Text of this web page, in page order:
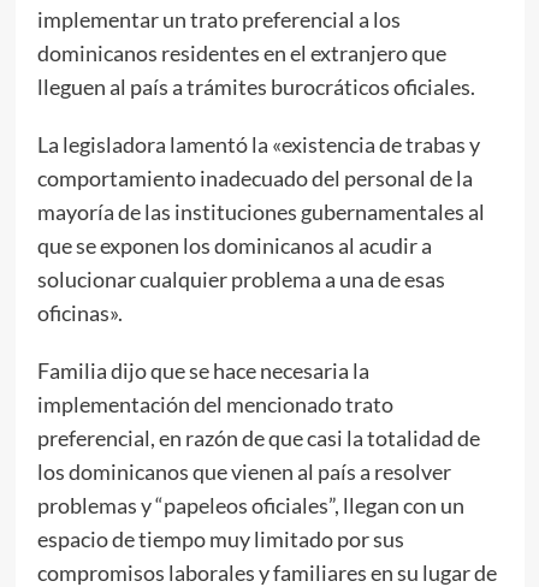
implementar un trato preferencial a los
dominicanos residentes en el extranjero que
lleguen al país a trámites burocráticos oficiales.
La legisladora lamentó la «existencia de trabas y
comportamiento inadecuado del personal de la
mayoría de las instituciones gubernamentales al
que se exponen los dominicanos al acudir a
solucionar cualquier problema a una de esas
oficinas».
Familia dijo que se hace necesaria la
implementación del mencionado trato
preferencial, en razón de que casi la totalidad de
los dominicanos que vienen al país a resolver
problemas y “papeleos oficiales”, llegan con un
espacio de tiempo muy limitado por sus
compromisos laborales y familiares en su lugar de